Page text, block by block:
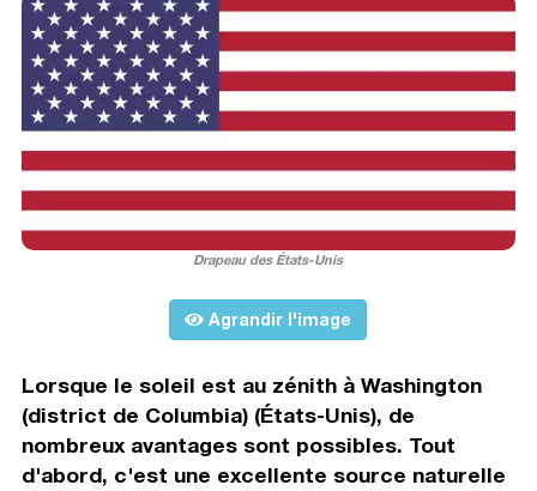
Drapeau des États-Unis
Agrandir l'image
Lorsque le soleil est au zénith à Washington
(district de Columbia) (États-Unis), de
nombreux avantages sont possibles. Tout
d'abord, c'est une excellente source naturelle